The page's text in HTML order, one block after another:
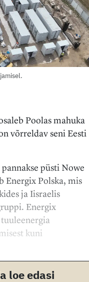
Poolas mahuka
võrreldav seni Eesti
püsti Nowe
Energix Polska, mis
ja Iisraelis
Energix
tuuleenergia
kuni
loe edasi